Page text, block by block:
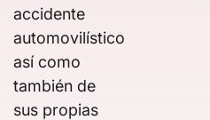
accidente
automovilístico
así como
también de
sus propias